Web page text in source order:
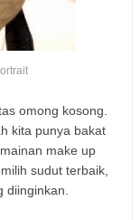
omong kosong.
kita punya bakat
make up
sudut terbaik,
diinginkan.